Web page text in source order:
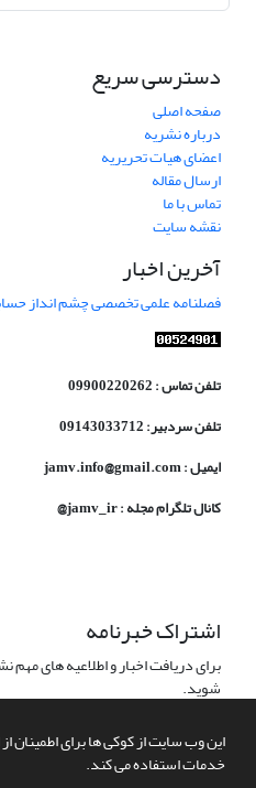
این وب سایت از کوکی ها برای اطمینان از
خدمات استفاده می کند.
دسترسی سریع
صفحه اصلی
درباره نشریه
اعضای هیات تحریریه
ارسال مقاله
تماس با ما
نقشه سایت
آخرین اخبار
فصلنامه علمی تخصصی چشم انداز
تلفن تماس : 09900220262
تلفن سردبیر: 09143033712
ایمیل : jamv.info@gmail.com
کانال تلگرام مجله : jamv_ir@
اشتراک خبرنامه
برای دریافت اخبار و اطلاعیه های
شوید.